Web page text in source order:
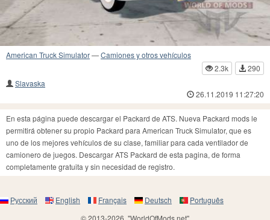
American Truck Simulator—Camiones y otros vehículos
2.3k
290
Slavaska
26.11.2019 11:27:20
En esta página puede descargar el Packard de ATS. Nueva Packard mods le
permitirá obtener su propio Packard para American Truck Simulator, que es
uno de los mejores vehículos de su clase, familiar para cada ventilador de
camionero de juegos. Descargar ATS Packard de esta pagina, de forma
completamente gratuita y sin necesidad de registro.
Русский English Français Deutsch
Português
© 2013-2026, "WorldOfMods.net"